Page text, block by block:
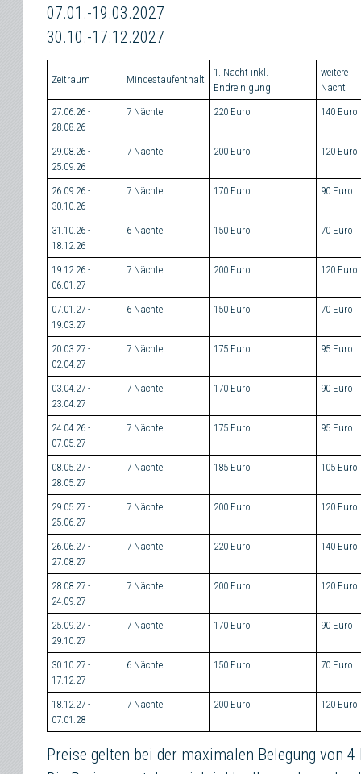
07.01.-19.03.2027
30.10.-17.12.2027
Zeitraum Mindestaufenthalt
1. Nacht inkl.
Endreinigung
weitere
Nacht
27.06.26 -
28.08.26
7 Nächte 220 Euro 140 Euro
29.08.26 -
25.09.26
7 Nächte 200 Euro 120 Euro
26.09.26 -
30.10.26
7 Nächte 170 Euro 90 Euro
31.10.26 -
18.12.26
6 Nächte 150 Euro 70 Euro
19.12.26 -
06.01.27
7 Nächte 200 Euro 120 Euro
07.01.27 -
19.03.27
6 Nächte 150 Euro 70 Euro
20.03.27 -
02.04.27
7 Nächte 175 Euro 95 Euro
03.04.27 -
23.04.27
7 Nächte 170 Euro 90 Euro
24.04.26 -
07.05.27
7 Nächte 175 Euro 95 Euro
08.05.27 -
28.05.27
7 Nächte 185 Euro 105 Euro
29.05.27 -
25.06.27
7 Nächte 200 Euro 120 Euro
26.06.27 -
27.08.27
7 Nächte 220 Euro 140 Euro
28.08.27 -
24.09.27
7 Nächte 200 Euro 120 Euro
25.09.27 -
29.10.27
7 Nächte 170 Euro 90 Euro
30.10.27 -
17.12.27
6 Nächte 150 Euro 70 Euro
18.12.27 -
07.01.28
7 Nächte 200 Euro 120 Euro
Preise gelten bei der maximalen Belegung von 4